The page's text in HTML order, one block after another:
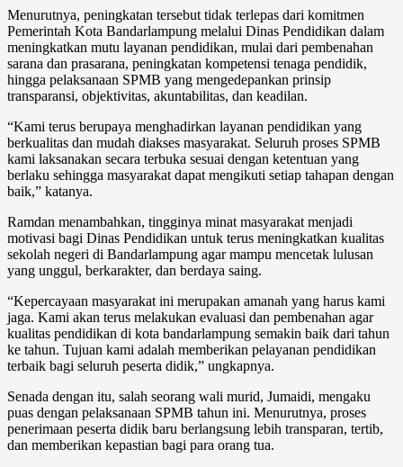
Menurutnya, peningkatan tersebut tidak terlepas dari komitmen
Pemerintah Kota Bandarlampung melalui Dinas Pendidikan dalam
meningkatkan mutu layanan pendidikan, mulai dari pembenahan
sarana dan prasarana, peningkatan kompetensi tenaga pendidik,
hingga pelaksanaan SPMB yang mengedepankan prinsip
transparansi, objektivitas, akuntabilitas, dan keadilan.
“Kami terus berupaya menghadirkan layanan pendidikan yang
berkualitas dan mudah diakses masyarakat. Seluruh proses SPMB
kami laksanakan secara terbuka sesuai dengan ketentuan yang
berlaku sehingga masyarakat dapat mengikuti setiap tahapan dengan
baik,” katanya.
Ramdan menambahkan, tingginya minat masyarakat menjadi
motivasi bagi Dinas Pendidikan untuk terus meningkatkan kualitas
sekolah negeri di Bandarlampung agar mampu mencetak lulusan
yang unggul, berkarakter, dan berdaya saing.
“Kepercayaan masyarakat ini merupakan amanah yang harus kami
jaga. Kami akan terus melakukan evaluasi dan pembenahan agar
kualitas pendidikan di kota bandarlampung semakin baik dari tahun
ke tahun. Tujuan kami adalah memberikan pelayanan pendidikan
terbaik bagi seluruh peserta didik,” ungkapnya.
Senada dengan itu, salah seorang wali murid, Jumaidi, mengaku
puas dengan pelaksanaan SPMB tahun ini. Menurutnya, proses
penerimaan peserta didik baru berlangsung lebih transparan, tertib,
dan memberikan kepastian bagi para orang tua.